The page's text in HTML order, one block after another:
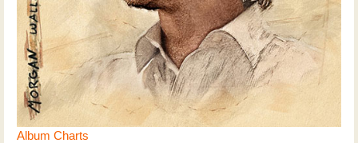
Album Charts